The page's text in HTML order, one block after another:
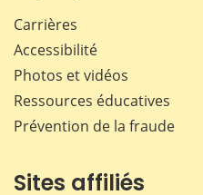
Carrières
Accessibilité
Photos et vidéos
Ressources éducatives
Prévention de la fraude
Sites affiliés